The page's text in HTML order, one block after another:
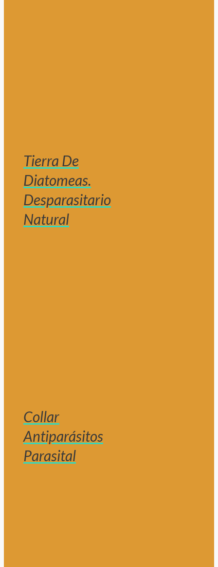
Tierra De
Diatomeas.
Desparasitario
Natural
Collar
Antiparásitos
Parasital